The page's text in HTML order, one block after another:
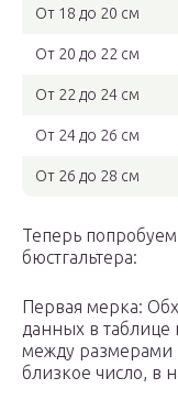
От 18 до 20 см
От 20 до 22 см
От 22 до 24 см
От 24 до 26 см
От 26 до 28 см
Теперь
бюстгальтера:
Первая мерка:
данных в таблице
между размерами
близкое число, в